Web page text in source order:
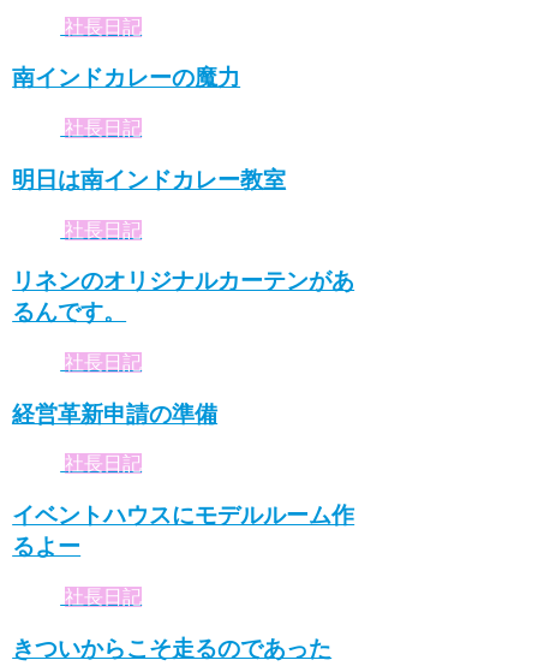
社長日記
南インドカレーの魔力
社長日記
明日は南インドカレー教室
社長日記
リネンのオリジナルカーテンがあ
るんです。
社長日記
経営革新申請の準備
社長日記
イベントハウスにモデルルーム作
るよー
社長日記
きついからこそ走るのであった